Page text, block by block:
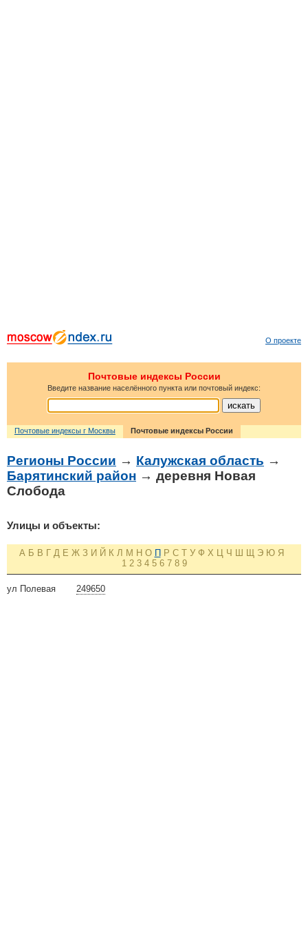
О проекте
Почтовые индексы России
Введите название населённого пункта или почтовый индекс:
Почтовые индексы г Москвы Почтовые индексы России
Регионы России → Калужская область →
Барятинский район → деревня Новая
Слобода
Улицы и объекты:
А Б В Г Д Е Ж З И Й К Л М Н О П Р С Т У Ф Х Ц Ч Ш Щ Э Ю Я
1 2 3 4 5 6 7 8 9
249650
ул Полевая